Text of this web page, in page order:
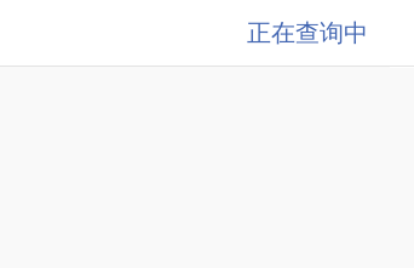
正在查询中